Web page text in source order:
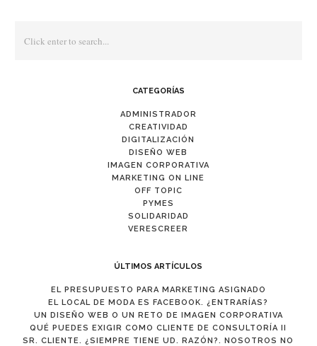
CATEGORÍAS
ADMINISTRADOR
CREATIVIDAD
DIGITALIZACIÓN
DISEÑO WEB
IMAGEN CORPORATIVA
MARKETING ON LINE
OFF TOPIC
PYMES
SOLIDARIDAD
VERESCREER
ÚLTIMOS ARTÍCULOS
EL PRESUPUESTO PARA MARKETING ASIGNADO
EL LOCAL DE MODA ES FACEBOOK. ¿ENTRARÍAS?
UN DISEÑO WEB O UN RETO DE IMAGEN CORPORATIVA
QUÉ PUEDES EXIGIR COMO CLIENTE DE CONSULTORÍA II
SR. CLIENTE. ¿SIEMPRE TIENE UD. RAZÓN?. NOSOTROS NO